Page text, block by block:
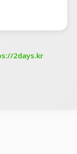
2days.kr